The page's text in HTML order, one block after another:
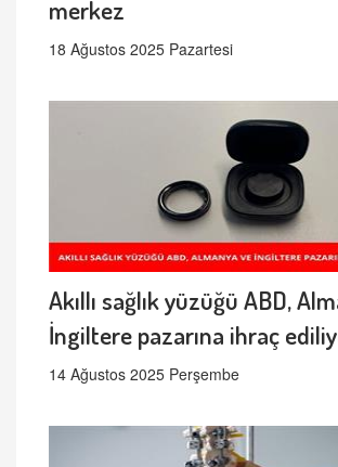
merkez
18 Ağustos 2025 Pazartesi
Akıllı sağlık yüzüğü ABD,
İngiltere pazarına ihraç
14 Ağustos 2025 Perşembe